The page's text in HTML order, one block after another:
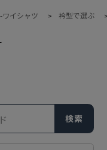
ワイシャツ > 衿型で選ぶ
検索